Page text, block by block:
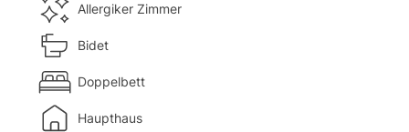
Allergiker Zimmer
Bidet
Doppelbett
Haupthaus